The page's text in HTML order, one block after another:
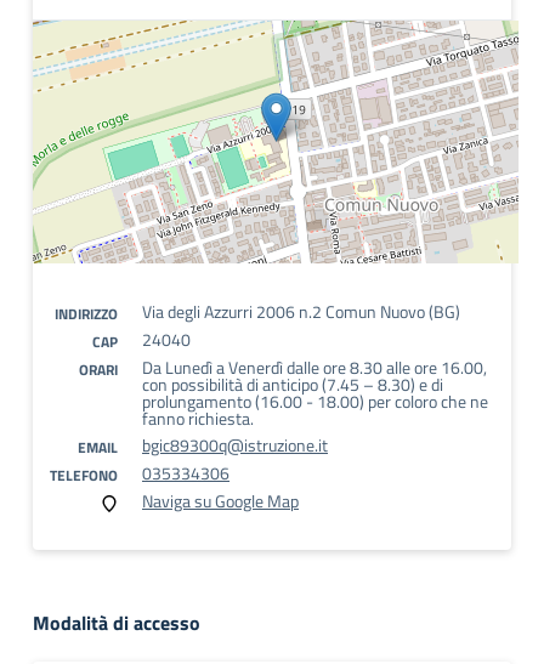
INDIRIZZO Via degli Azzurri 2006 n.2 Comun Nuovo (BG)
CAP 24040
ORARI Da Lunedì a Venerdì dalle ore 8.30 alle ore 16.00,
con possibilità di anticipo (7.45 – 8.30) e di
prolungamento (16.00 - 18.00) per coloro che ne
fanno richiesta.
EMAIL bgic89300q@istruzione.it
TELEFONO
035334306
Naviga su Google Map
Modalità di accesso